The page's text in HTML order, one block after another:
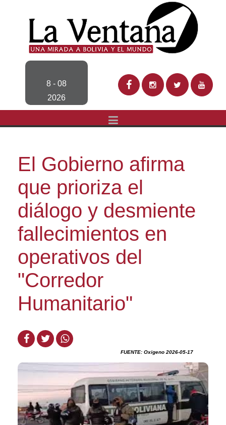
8 - 08
2026
El Gobierno afirma
que prioriza el
diálogo y desmiente
fallecimientos en
operativos del
"Corredor
Humanitario"
FUENTE: Oxigeno 2026-05-17